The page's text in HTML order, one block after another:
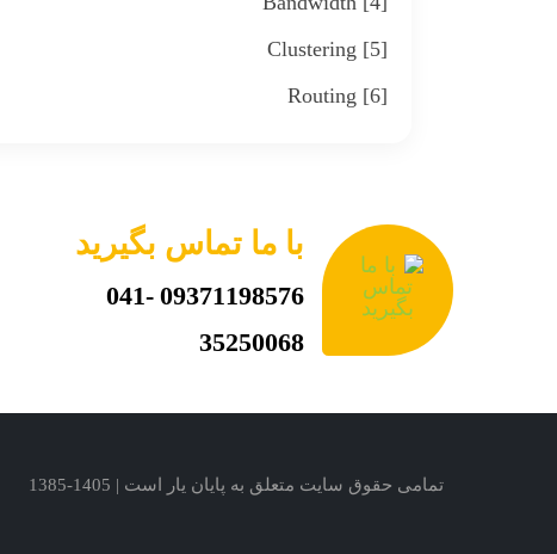
[5] Clustering
[6] Routing
با ما تماس بگیرید
09371198576
041-
35250068
تمامی حقوق سایت متعلق به پایان یار است | 1405-1385